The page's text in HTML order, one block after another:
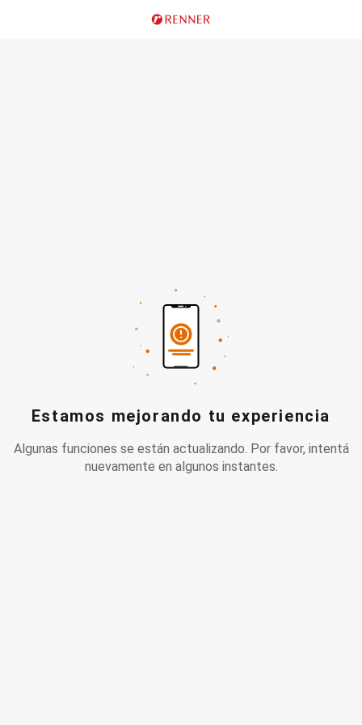
Estamos mejorando tu experiencia
Algunas funciones se están actualizando. Por favor, intentá
nuevamente en algunos instantes.